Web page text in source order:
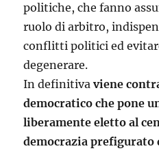
politiche, che fanno
ruolo di arbitro,
conflitti politici ed
degenerare.
In definitivaviene
democratico che pone
liberamente eletto al
democrazia prefigurato